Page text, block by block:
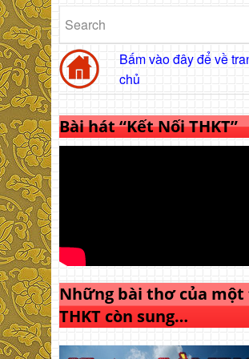
Bấm vào đây để về
chủ
Bài hát “Kết Nối THKT”
Những bài thơ của
THKT còn sung…